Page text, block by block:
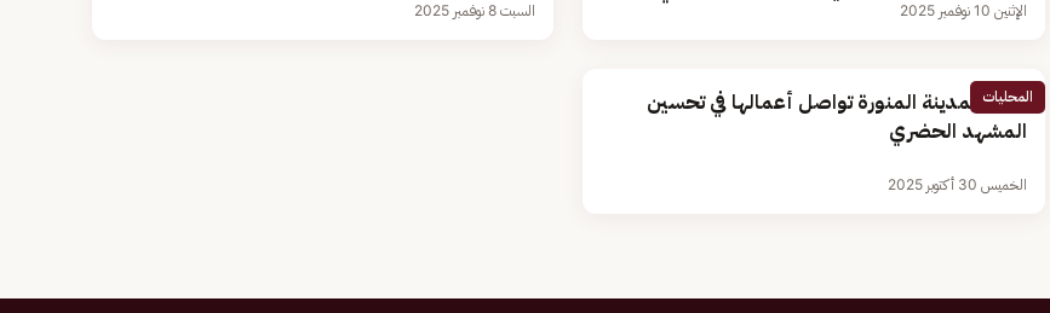
الإثنين 10 نوفمبر 2025 السبت 8 نوفمبر 2025
المحليات
أمانة المدينة المنورة تواصل أعمالها في تحسين
المشهد الحضري
الخميس 30 أكتوبر 2025